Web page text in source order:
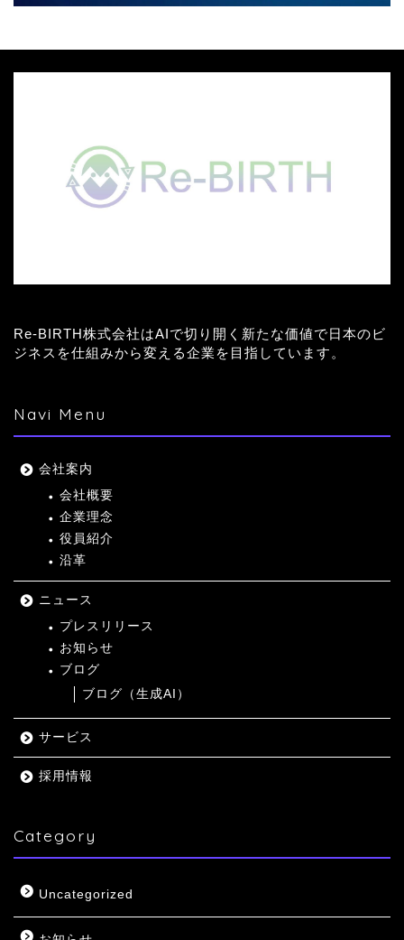
Re-BIRTH株式会社はAIで切り開く新たな価値で日本のビ
ジネスを仕組みから変える企業を目指しています。
Navi Menu
会社案内
会社概要
企業理念
役員紹介
沿革
ニュース
プレスリリース
お知らせ
ブログ
ブログ（生成AI）
サービス
採用情報
Category
Uncategorized